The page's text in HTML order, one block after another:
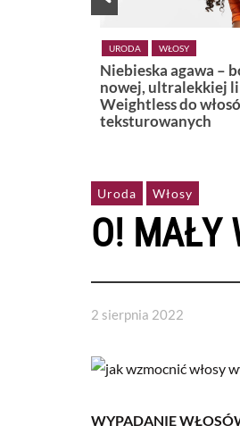
INNE NOWOŚCI
Od ukrytej plaży w
makaronową
Miejsca, które
czym jest naprawdę
Uroda Włosy
O! MAŁY
2 sierpnia 2022
WYPADANIE